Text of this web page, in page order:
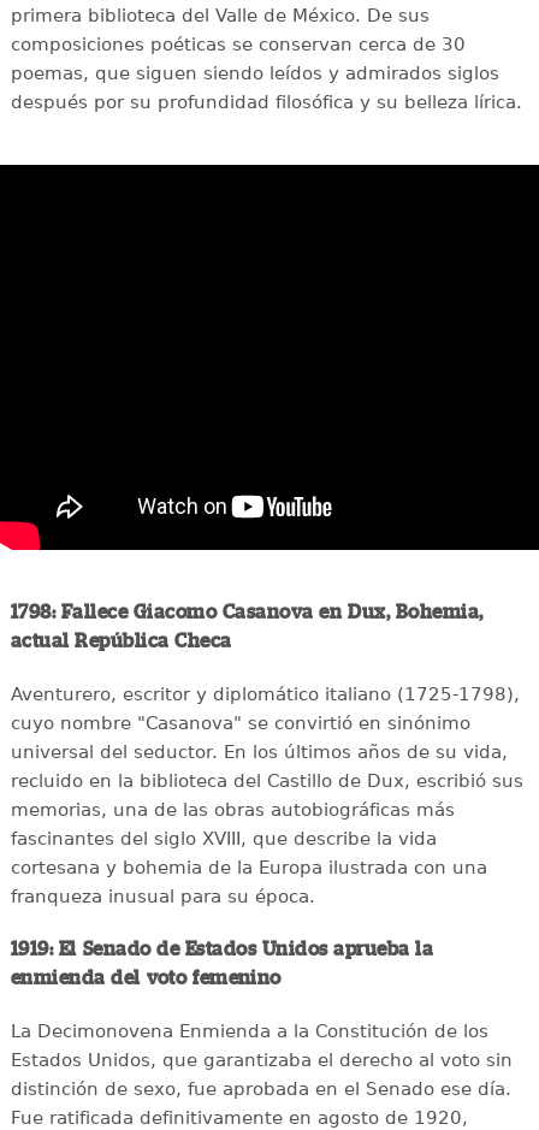
primera biblioteca del Valle de México. De sus
composiciones poéticas se conservan cerca de 30
poemas, que siguen siendo leídos y admirados siglos
después por su profundidad filosófica y su belleza lírica.
1798: Fallece Giacomo Casanova en Dux, Bohemia,
actual República Checa
Aventurero, escritor y diplomático italiano (1725-1798),
cuyo nombre "Casanova" se convirtió en sinónimo
universal del seductor. En los últimos años de su vida,
recluido en la biblioteca del Castillo de Dux, escribió sus
memorias, una de las obras autobiográficas más
fascinantes del siglo XVIII, que describe la vida
cortesana y bohemia de la Europa ilustrada con una
franqueza inusual para su época.
1919: El Senado de Estados Unidos aprueba la
enmienda del voto femenino
La Decimonovena Enmienda a la Constitución de los
Estados Unidos, que garantizaba el derecho al voto sin
distinción de sexo, fue aprobada en el Senado ese día.
Fue ratificada definitivamente en agosto de 1920,